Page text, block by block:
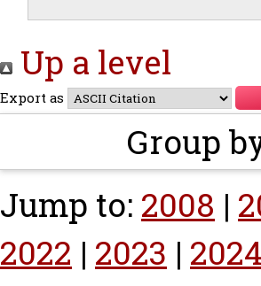
Up a level
Export as
Group
Jump to: 2008 |
2022 | 2023 | 2024